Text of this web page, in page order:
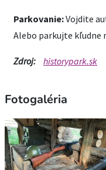
Parkovanie:Vojdite
Alebo parkujte kľudne
Zdroj: historypark.sk
Fotogaléria